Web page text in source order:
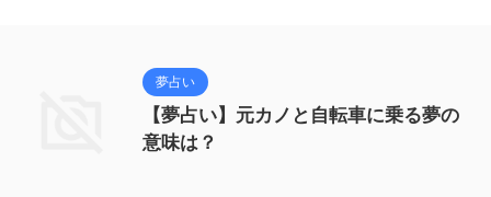
夢占い
【夢占い】元カノと自転車に乗る夢の
意味は？